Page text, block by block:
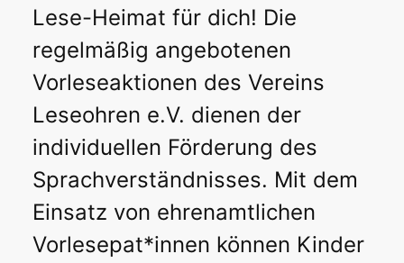
Lese-Heimat für dich! Die
regelmäßig angebotenen
Vorleseaktionen des Vereins
Leseohren e.V. dienen der
individuellen Förderung des
Sprachverständnisses. Mit dem
Einsatz von ehrenamtlichen
Vorlesepat*innen können Kinder